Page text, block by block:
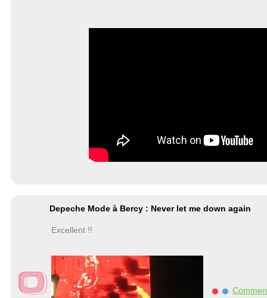
Depeche Mode à Bercy : Never let me down again
Excellent !!